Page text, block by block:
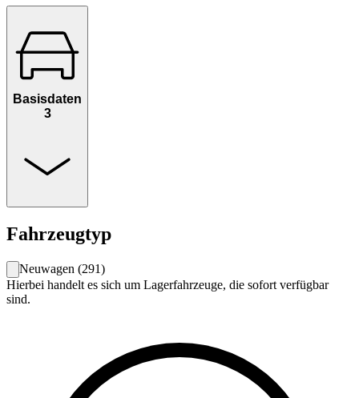
Basisdaten
3
Fahrzeugtyp
Neuwagen (291)
Hierbei handelt es sich um Lagerfahrzeuge, die sofort verfügbar
sind.